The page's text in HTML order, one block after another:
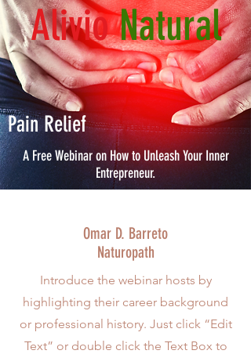
Alivio Natural
Pain Relief
A Free Webinar on How to Unleash Your Inner
Entrepreneur.
Omar D. Barreto
Naturopath
Introduce the webinar hosts by
highlighting their career background
or professional history. Just click “Edit
Text” or double click the Text Box to